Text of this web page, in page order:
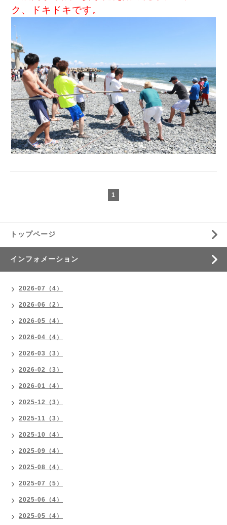
ク、ドキドキです。
1
トップページ
インフォメーション
2026-07（4）
2026-06（2）
2026-05（4）
2026-04（4）
2026-03（3）
2026-02（3）
2026-01（4）
2025-12（3）
2025-11（3）
2025-10（4）
2025-09（4）
2025-08（4）
2025-07（5）
2025-06（4）
2025-05（4）